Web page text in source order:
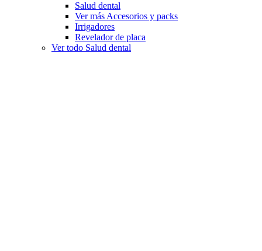
Salud dental
Ver más Accesorios y packs
Irrigadores
Revelador de placa
Ver todo Salud dental